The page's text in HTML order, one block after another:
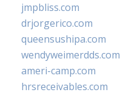
jmpbliss.com
drjorgerico.com
queensushipa.com
wendyweimerdds.com
ameri-camp.com
hrsreceivables.com